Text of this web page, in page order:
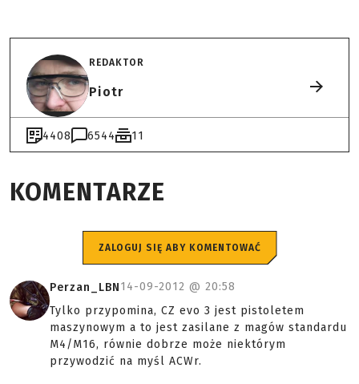
REDAKTOR
Piotr
4408 6544 11
KOMENTARZE
ZALOGUJ SIĘ ABY KOMENTOWAĆ
Perzan_LBN14-09-2012 @ 20:58
Tylko przypomina, CZ evo 3 jest pistoletem
maszynowym a to jest zasilane z magów standardu
M4/M16, równie dobrze może niektórym
przywodzić na myśl ACWr.